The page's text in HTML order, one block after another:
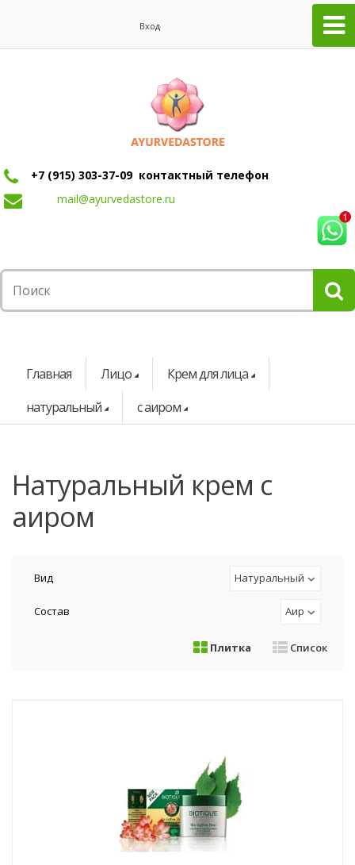
Вход
+7 (915) 303-37-09 контактный телефон
mail@ayurvedastore.ru
Главная Лицо
Крем для лица
натуральный
с аиром
натуральный крем с
аиром
Вид Натуральный
Состав Аир
Плитка Список